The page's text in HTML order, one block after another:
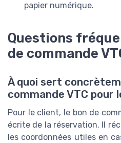
papier numérique.
Questions
de commande
À quoi sert
commande VTC pour
Pour le client, le bon de
écrite de la réservation. Il
les coordonnées utiles en